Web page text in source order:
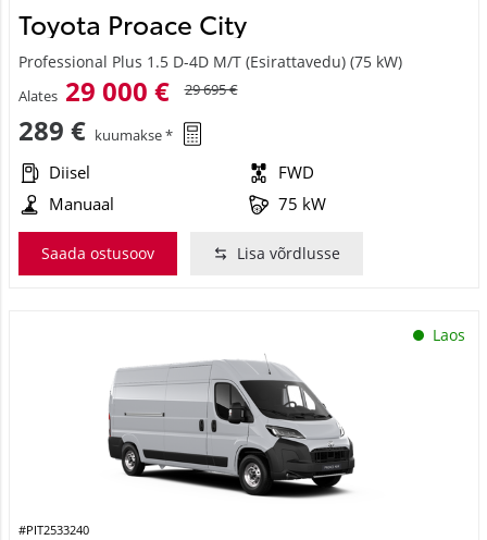
Toyota Proace City
Professional Plus 1.5 D-4D M/T (Esirattavedu) (75 kW)
Alates 29 000 € 29 695 €
289 € kuumakse *
Diisel
FWD
Manuaal
75 kW
Saada ostusoov Lisa võrdlusse
Laos
#PIT2533240